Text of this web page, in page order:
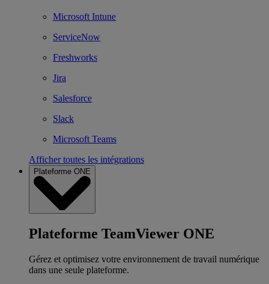
Microsoft Intune
ServiceNow
Freshworks
Jira
Salesforce
Slack
Microsoft Teams
Afficher toutes les intégrations
Plateforme ONE
Plateforme TeamViewer ONE
Gérez et optimisez votre environnement de travail numérique
dans une seule plateforme.